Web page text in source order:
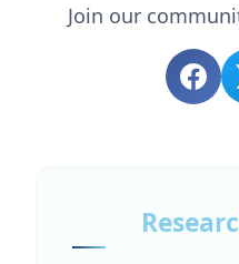
Join our